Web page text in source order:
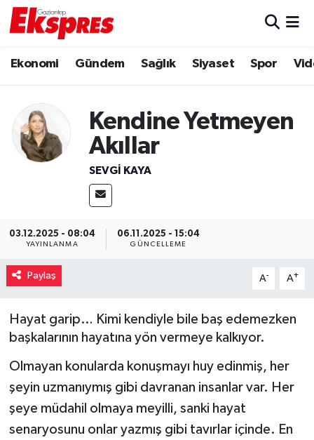
Ekonomi Gündem Sağlık Siyaset Spor
Kendine Yetmeyen
Akıllar
SEVGI KAYA
03.12.2025 - 08:04
YAYINLANMA
06.11.2025 - 15:04
GÜNCELLEME
Paylaş A- A+
Hayat garip… Kimi kendiyle bile baş edemezken
başkalarının hayatına yön vermeye kalkıyor.
Olmayan konularda konuşmayı huy edinmiş, her
şeyin uzmanıymış gibi davranan insanlar var. Her
şeye müdahil olmaya meyilli, sanki hayat
senaryosunu onlar yazmış gibi tavırlar içinde. En
Ekonomi
Gaziantep son dakika
Genel
Haberler
Kültür Sanat
Müzik
Piyasa
Resmi İlanlar
Trafik Durumu
Puan Durumu ve Fikstür
Tüm Manşetler
Son Dakika Haberleri
Haber Arşivi